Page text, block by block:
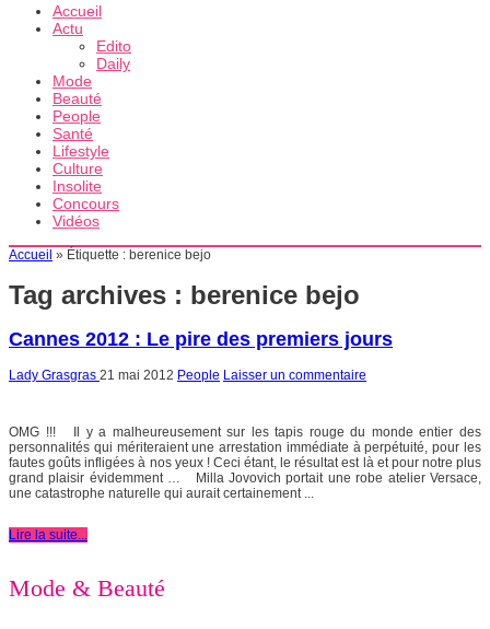
Accueil
Actu
Edito
Daily
Mode
Beauté
People
Santé
Lifestyle
Culture
Insolite
Concours
Vidéos
Accueil » Étiquette : berenice bejo
Tag archives : berenice bejo
Cannes 2012 : Le pire des premiers jours
Lady Grasgras 21 mai 2012 People Laisser un commentaire
OMG !!! Il y a malheureusement sur les tapis rouge du monde entier des
personnalités qui mériteraient une arrestation immédiate à perpétuité, pour les
fautes goûts infligées à nos yeux ! Ceci étant, le résultat est là et pour notre plus
grand plaisir évidemment … Milla Jovovich portait une robe atelier Versace,
une catastrophe naturelle qui aurait certainement ...
Lire la suite...
Mode & Beauté